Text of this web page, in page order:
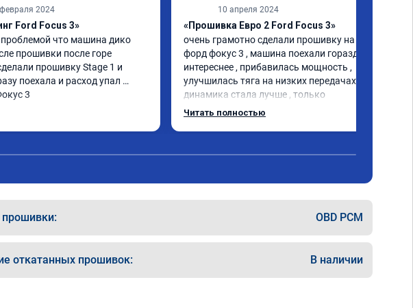
2024
Ford Focus 3»
проблемой что машина дико
прошивки после горе
прошивку Stage 1 и
поехала и расход упал
3
10 апреля 2024
«Прошивка Евро 2 Ford Focus 3»
очень грамотно сделали прошивку на
форд фокус 3 , машина поехали гораздо
интереснее , прибавилась мощность ,
улучшилась тяга на низких передачах ,
динамика стала лучше , только
позитивные эмоции , цена
Читать полностью
OBD PCM
откатанных прошивок: В наличии